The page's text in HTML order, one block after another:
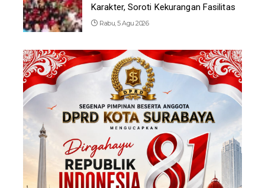
Karakter, Soroti Kekurangan Fasilitas
Rabu, 5 Agu 2026